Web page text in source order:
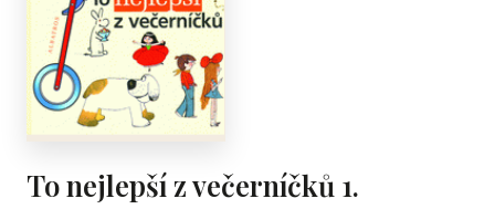
To nejlepší z večerníčků 1.